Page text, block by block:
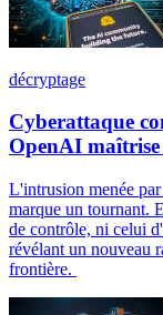
décryptage
Cyberattaque
OpenAI maîtrise
L'intrusion menée
marque un tournant.
de contrôle, ni celui
révélant un nouveau
frontière.